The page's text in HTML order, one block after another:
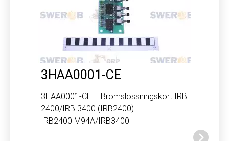
3HAA0001-CE
3HAA0001-CE – Bromslossningskort IRB
2400/IRB 3400 (IRB2400)
IRB2400 M94A/IRB3400